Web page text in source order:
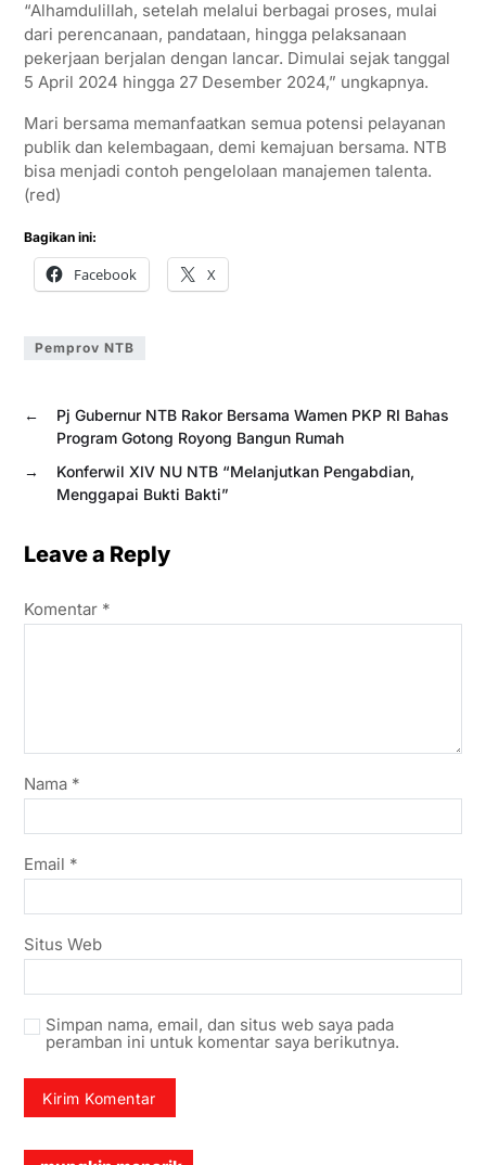
“Alhamdulillah, setelah melalui berbagai proses, mulai
dari perencanaan, pandataan, hingga pelaksanaan
pekerjaan berjalan dengan lancar. Dimulai sejak tanggal
5 April 2024 hingga 27 Desember 2024,” ungkapnya.
Mari bersama memanfaatkan semua potensi pelayanan
publik dan kelembagaan, demi kemajuan bersama. NTB
bisa menjadi contoh pengelolaan manajemen talenta.
(red)
Bagikan ini:
Facebook X
Pemprov NTB
←
Pj Gubernur NTB Rakor Bersama Wamen PKP RI Bahas
Program Gotong Royong Bangun Rumah
→
Konferwil XIV NU NTB “Melanjutkan Pengabdian,
Menggapai Bukti Bakti”
Leave a Reply
Komentar *
Nama *
Email *
Situs Web
Simpan nama, email, dan situs web saya pada
peramban ini untuk komentar saya berikutnya.